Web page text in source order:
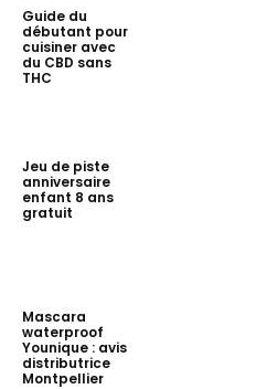
Guide du
débutant pour
cuisiner avec
du CBD sans
THC
Jeu de piste
anniversaire
enfant 8 ans
gratuit
Mascara
waterproof
Younique : avis
distributrice
Montpellier